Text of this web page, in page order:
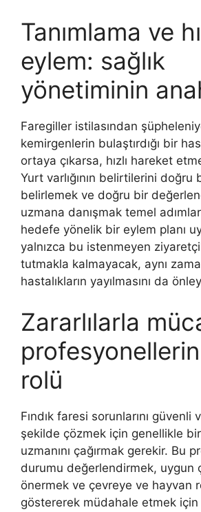
Tanımlama ve
eylem: sağlık
yönetiminin
Faregiller istilasından
kemirgenlerin bulaştırdığı bir
ortaya çıkarsa, hızlı hareket
Yurt varlığının belirtilerini doğru
belirlemek ve doğru bir
uzmana danışmak temel
hedefe yönelik bir eylem planı
yalnızca bu istenmeyen
tutmakla kalmayacak, aynı
hastalıkların yayılmasını da
Zararlılarla
rolü
Fındık faresi sorunlarını güvenli
şekilde çözmek için genellikle
uzmanını çağırmak gerekir. Bu
durumu değerlendirmek, uygun
önermek ve çevreye ve hayvan
göstererek müdahale etmek